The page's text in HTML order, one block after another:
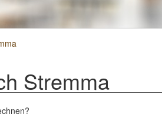
Stremma